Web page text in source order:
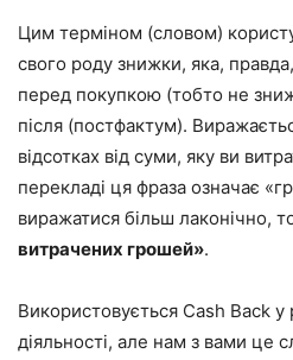
Цим терміном (словом)
свого роду знижки, яка,
перед покупкою (тобто не
після (постфактум).
відсотках від суми, яку ви
перекладі ця фраза означає
виражатися більш лаконічно,
витрачених грошей».
Використовується Cash Back у
діяльності, але нам з вами це